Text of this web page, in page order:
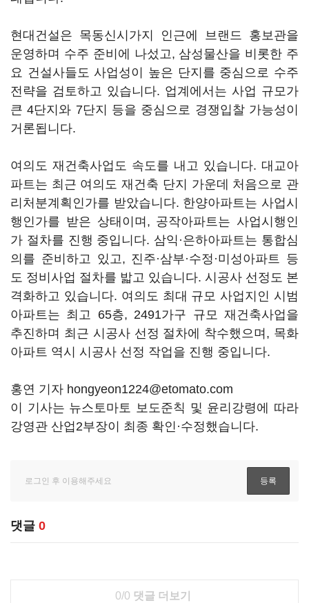
현대건설은 목동신시가지 인근에 브랜드 홍보관을
운영하며 수주 준비에 나섰고, 삼성물산을 비롯한 주
요 건설사들도 사업성이 높은 단지를 중심으로 수주
전략을 검토하고 있습니다. 업계에서는 사업 규모가
큰 4단지와 7단지 등을 중심으로 경쟁입찰 가능성이
거론됩니다.
여의도 재건축사업도 속도를 내고 있습니다. 대교아
파트는 최근 여의도 재건축 단지 가운데 처음으로 관
리처분계획인가를 받았습니다. 한양아파트는 사업시
행인가를 받은 상태이며, 공작아파트는 사업시행인
가 절차를 진행 중입니다. 삼익·은하아파트는 통합심
의를 준비하고 있고, 진주·삼부·수정·미성아파트 등
도 정비사업 절차를 밟고 있습니다. 시공사 선정도 본
격화하고 있습니다. 여의도 최대 규모 사업지인 시범
아파트는 최고 65층, 2491가구 규모 재건축사업을
추진하며 최근 시공사 선정 절차에 착수했으며, 목화
아파트 역시 시공사 선정 작업을 진행 중입니다.
홍연 기자 hongyeon1224@etomato.com
이 기사는 뉴스토마토 보도준칙 및 윤리강령에 따라
강영관 산업2부장이 최종 확인·수정했습니다.
댓글 0
0/0 댓글 더보기